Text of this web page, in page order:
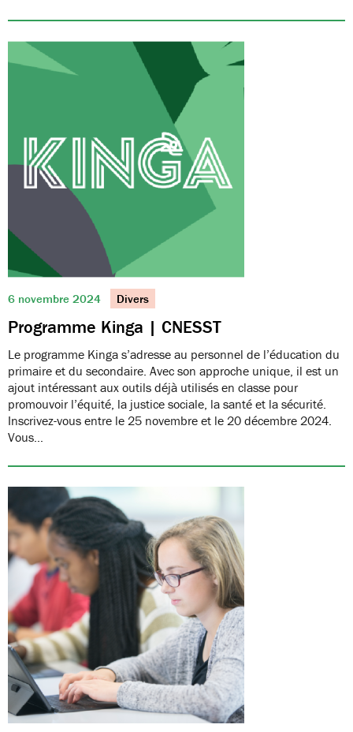
6 novembre 2024 Divers
Programme Kinga | CNESST
Le programme Kinga s’adresse au personnel de l’éducation du
primaire et du secondaire. Avec son approche unique, il est un
ajout intéressant aux outils déjà utilisés en classe pour
promouvoir l’équité, la justice sociale, la santé et la sécurité.
Inscrivez-vous entre le 25 novembre et le 20 décembre 2024.
Vous…